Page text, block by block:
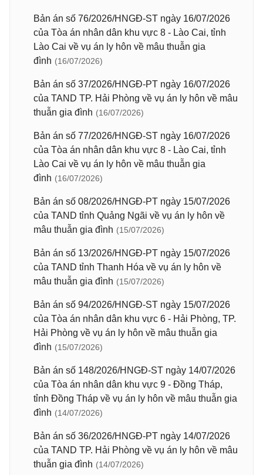
Bản án số 76/2026/HNGĐ-ST ngày 16/07/2026
của Tòa án nhân dân khu vực 8 - Lào Cai, tỉnh
Lào Cai về vụ án ly hôn về mâu thuẫn gia
đình (16/07/2026)
Bản án số 37/2026/HNGĐ-PT ngày 16/07/2026
của TAND TP. Hải Phòng về vụ án ly hôn về mâu
thuẫn gia đình (16/07/2026)
Bản án số 77/2026/HNGĐ-ST ngày 16/07/2026
của Tòa án nhân dân khu vực 8 - Lào Cai, tỉnh
Lào Cai về vụ án ly hôn về mâu thuẫn gia
đình (16/07/2026)
Bản án số 08/2026/HNGĐ-PT ngày 15/07/2026
của TAND tỉnh Quảng Ngãi về vụ án ly hôn về
mâu thuẫn gia đình (15/07/2026)
Bản án số 13/2026/HNGĐ-PT ngày 15/07/2026
của TAND tỉnh Thanh Hóa về vụ án ly hôn về
mâu thuẫn gia đình (15/07/2026)
Bản án số 94/2026/HNGĐ-ST ngày 15/07/2026
của Tòa án nhân dân khu vực 6 - Hải Phòng, TP.
Hải Phòng về vụ án ly hôn về mâu thuẫn gia
đình (15/07/2026)
Bản án số 148/2026/HNGĐ-ST ngày 14/07/2026
của Tòa án nhân dân khu vực 9 - Đồng Tháp,
tỉnh Đồng Tháp về vụ án ly hôn về mâu thuẫn gia
đình (14/07/2026)
Bản án số 36/2026/HNGĐ-PT ngày 14/07/2026
của TAND TP. Hải Phòng về vụ án ly hôn về mâu
thuẫn gia đình (14/07/2026)